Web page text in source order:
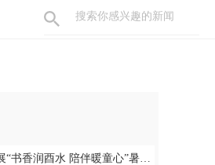
润酉水 陪伴暖童心”暑期阅读关爱活动